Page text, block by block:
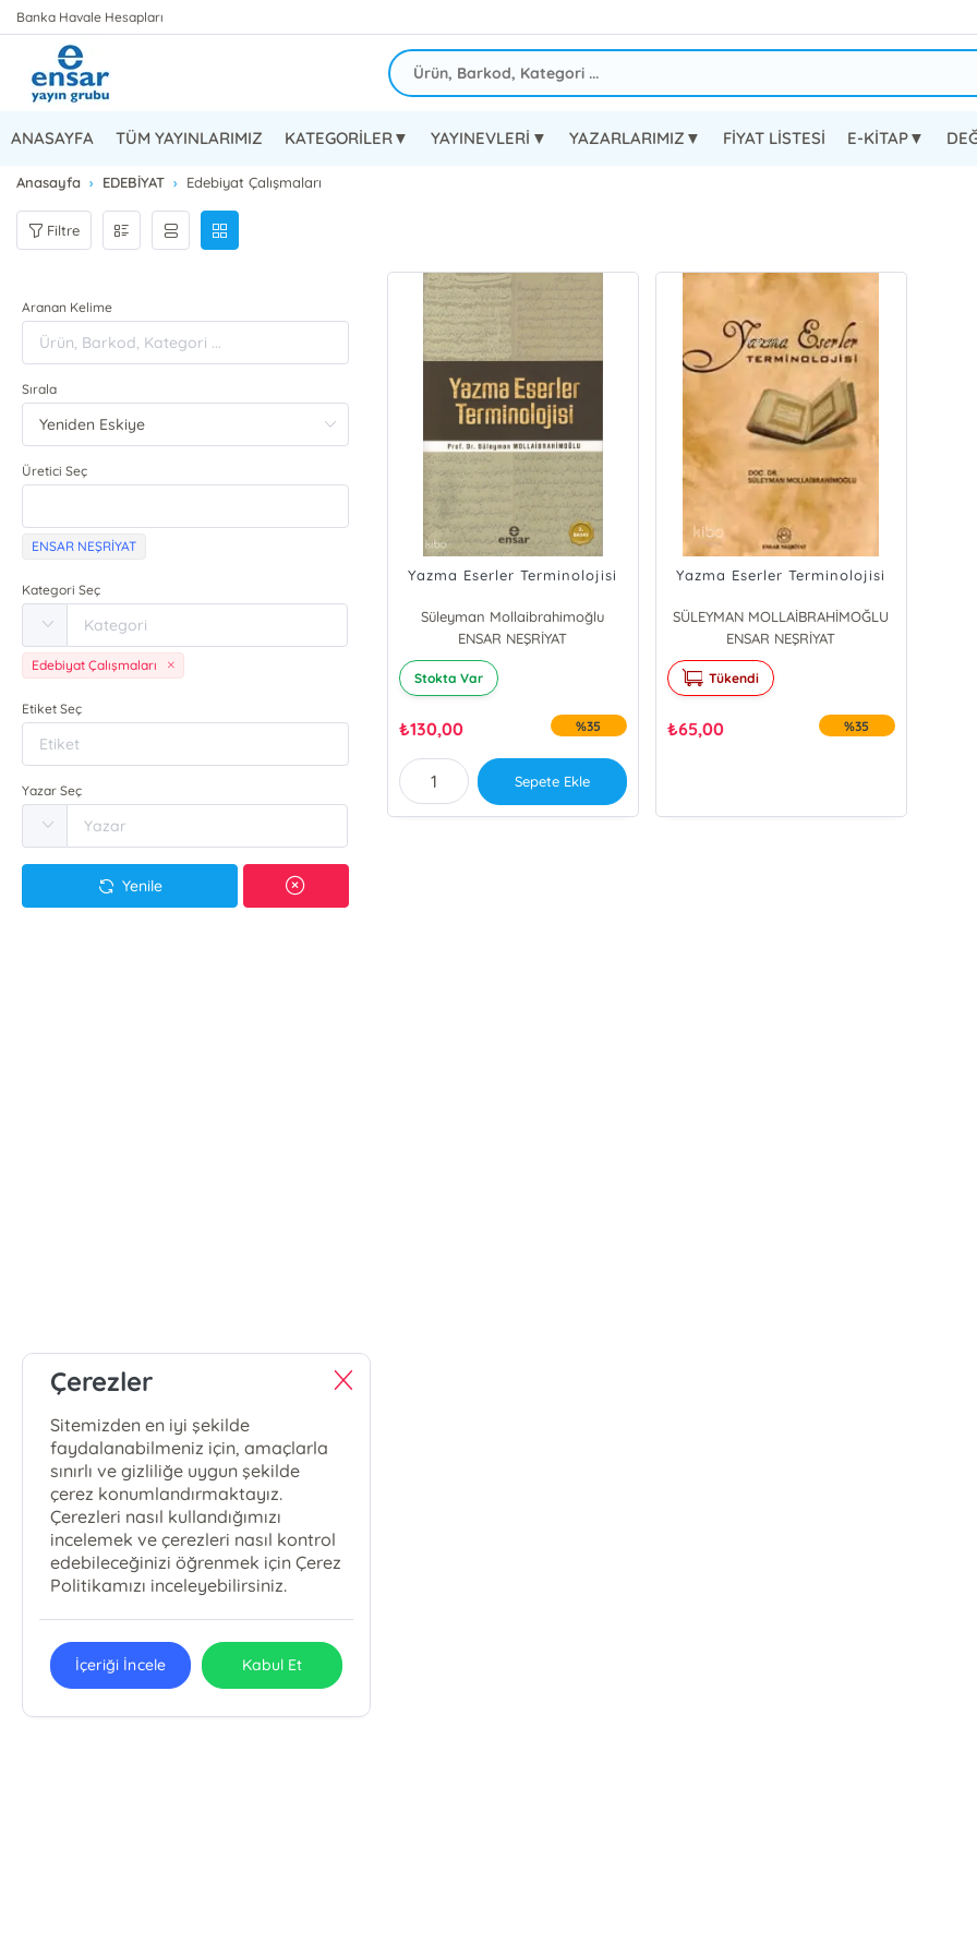
Banka Havale Hesapları
ANASAYFA TÜM YAYINLARIMIZ KATEGORİLER▼ YAYINEVLERİ▼ YAZARLARIMIZ▼ FİYAT LİSTESİ E-KİTAP▼
Anasayfa EDEBİYAT Edebiyat Çalışmaları
Filtre
Aranan Kelime
Sırala
Üretici Seç
ENSAR NEŞRİYAT
Kategori Seç
Edebiyat Çalışmaları
Etiket Seç
Yazar Seç
Yenile
Yazma Eserler Terminolojisi
Süleyman Mollaibrahimoğlu
ENSAR NEŞRİYAT
Stokta Var
₺130,00 %35
Sepete Ekle
Yazma Eserler Terminolojisi
SÜLEYMAN MOLLAİBRAHİMOĞLU
ENSAR NEŞRİYAT
Tükendi
₺65,00 %35
Çerezler
Sitemizden en iyi şekilde
faydalanabilmeniz için, amaçlarla
sınırlı ve gizliliğe uygun şekilde
çerez konumlandırmaktayız.
Çerezleri nasıl kullandığımızı
incelemek ve çerezleri nasıl kontrol
edebileceğinizi öğrenmek için Çerez
Politikamızı inceleyebilirsiniz.
İçeriği İncele Kabul Et